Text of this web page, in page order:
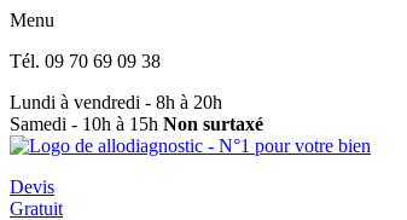
Menu
Tél. 09 70 69 09 38
Lundi à vendredi - 8h à 20h
Samedi - 10h à 15h Non surtaxé
Devis
Gratuit